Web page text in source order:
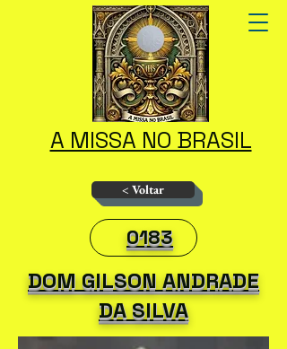
A MISSA NO BRASIL
< Voltar
0183
DOM GILSON ANDRADE
DA SILVA